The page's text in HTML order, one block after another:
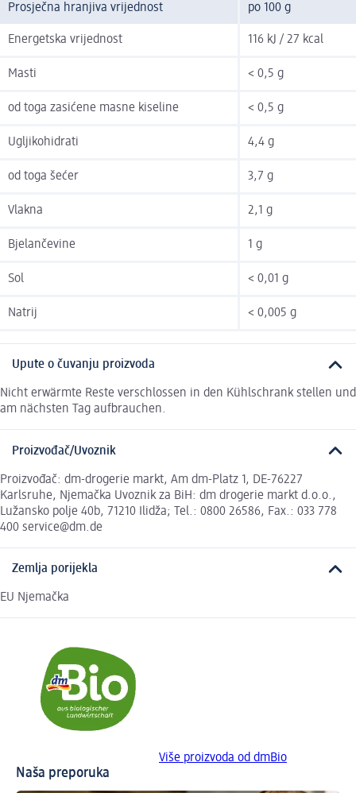
Prosječna hranjiva vrijednost po 100 g
Energetska vrijednost 116 kJ / 27 kcal
Masti < 0,5 g
od toga zasićene masne kiseline < 0,5 g
Ugljikohidrati 4,4 g
od toga šećer 3,7 g
Vlakna 2,1 g
Bjelančevine 1 g
Sol < 0,01 g
Natrij < 0,005 g
Upute o čuvanju proizvoda
Nicht erwärmte Reste verschlossen in den Kühlschrank stellen und
am nächsten Tag aufbrauchen.
Proizvođač/Uvoznik
Proizvođač: dm-drogerie markt, Am dm-Platz 1, DE-76227
Karlsruhe, Njemačka Uvoznik za BiH: dm drogerie markt d.o.o.,
Lužansko polje 40b, 71210 Ilidža; Tel.: 0800 26586, Fax.: 033 778
400 service@dm.de
Zemlja porijekla
EU Njemačka
Više proizvoda od dmBio
Naša preporuka